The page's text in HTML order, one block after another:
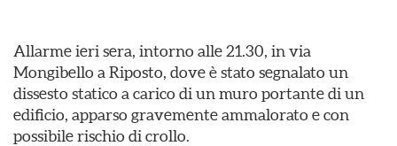
Allarme ieri sera, intorno alle 21.30, in via
Mongibello a Riposto, dove è stato segnalato un
dissesto statico a carico di un muro portante di un
edificio, apparso gravemente ammalorato e con
possibile rischio di crollo.